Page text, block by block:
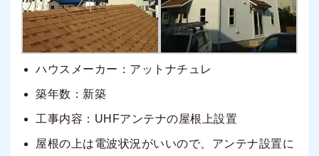
ハウスメーカー：アットナチュレ
築年数：新築
工事内容：UHFアンテナの屋根上設置
屋根の上は電波状況がいいので、アンテナ設置に